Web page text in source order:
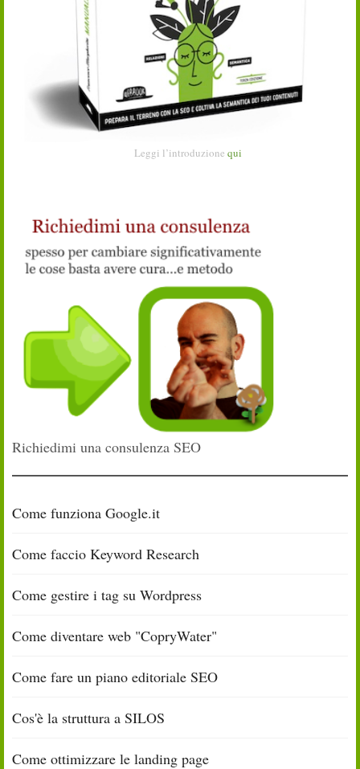
Leggi l’introduzione qui
Richiedimi una consulenza SEO
Come funziona Google.it
Come faccio Keyword Research
Come gestire i tag su Wordpress
Come diventare web "CopryWater"
Come fare un piano editoriale SEO
Cos'è la struttura a SILOS
Come ottimizzare le landing page